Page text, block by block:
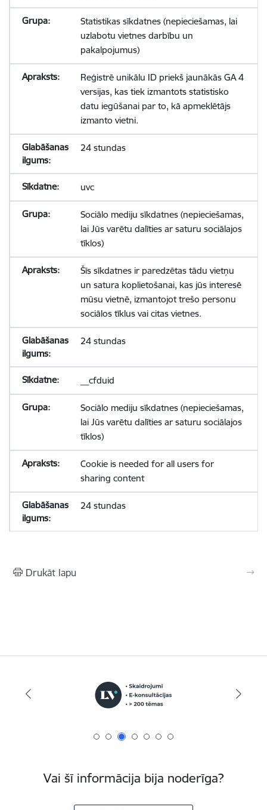
Statistikas sīkdatnes (nepieciešamas, lai
uzlabotu vietnes darbību un
pakalpojumus)
Reģistrē unikālu ID priekš jaunākās GA 4
versijas, kas tiek izmantots statistisko
datu iegūšanai par to, kā apmeklētājs
izmanto vietni.
24 stundas
uvc
Sociālo mediju sīkdatnes (nepieciešamas,
lai Jūs varētu dalīties ar saturu sociālajos
tīklos)
Šīs sīkdatnes ir paredzētas tādu vietņu
un satura koplietošanai, kas jūs interesē
mūsu vietnē, izmantojot trešo personu
sociālos tīklus vai citas vietnes.
24 stundas
__cfduid
Sociālo mediju sīkdatnes (nepieciešamas,
lai Jūs varētu dalīties ar saturu sociālajos
tīklos)
Cookie is needed for all users for
sharing content
24 stundas
Drukāt lapu
Vai šī informācija bija noderīga?